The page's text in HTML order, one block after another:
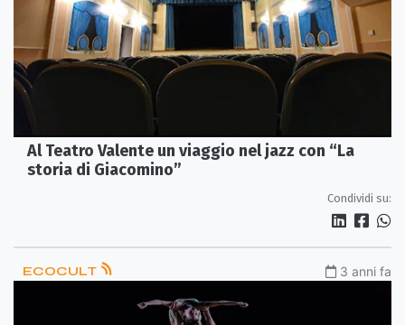
Al Teatro Valente un viaggio nel jazz con “La
storia di Giacomino”
Condividi su:
ECOCULT 3 anni fa